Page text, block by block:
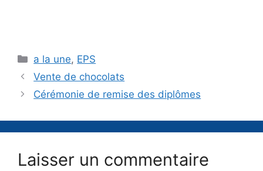
Catégories
a la une, EPS
Vente de chocolats
Cérémonie de remise des diplômes
Laisser un commentaire